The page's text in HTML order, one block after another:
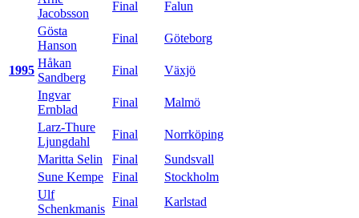
1995
Jacobsson
Final
Falun
Gösta
Hanson
Final
Göteborg
Håkan
Sandberg
Final
Växjö
Ingvar
Ernblad
Final
Malmö
Larz-Thure
Ljungdahl
Final
Norrköping
Maritta Selin
Final
Sundsvall
Sune Kempe
Final
Stockholm
Ulf
Schenkmanis
Final Karlstad